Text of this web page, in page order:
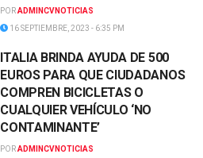
PORADMINCVNOTICIAS
16 SEPTIEMBRE, 2023 - 6:35 PM
ITALIA BRINDA AYUDA DE 500
EUROS PARA QUE CIUDADANOS
COMPREN BICICLETAS O
CUALQUIER VEHÍCULO ‘NO
CONTAMINANTE’
PORADMINCVNOTICIAS